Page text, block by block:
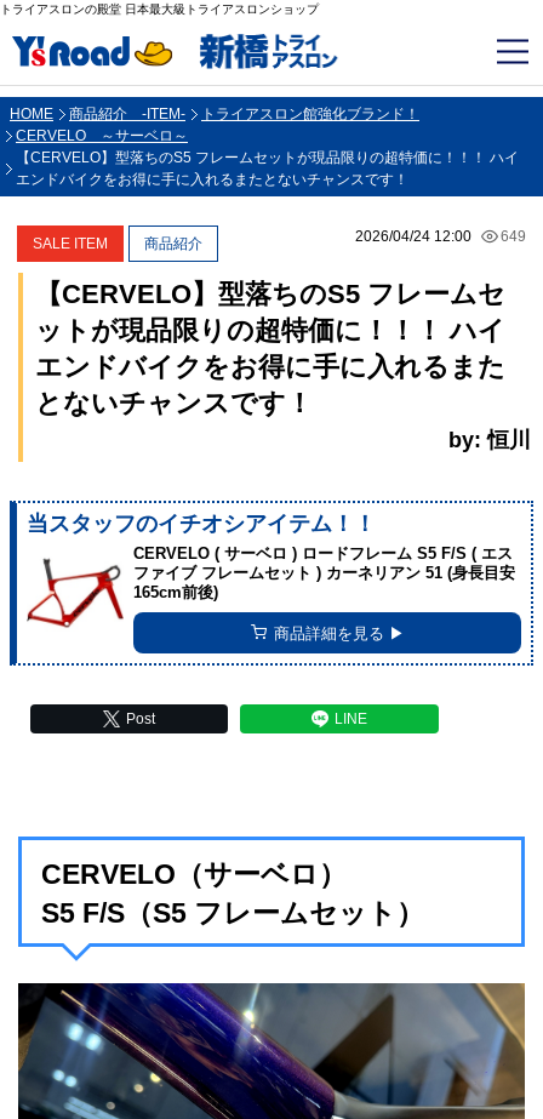
トライアスロンの殿堂 日本最大級トライアスロンショップ
HOME 商品紹介 -ITEM-
トライアスロン館強化ブランド！
CERVELO ～サーベロ～
【CERVELO】型落ちのS5 フレームセットが現品限りの超特価に！！！ ハイ
エンドバイクをお得に手に入れるまたとないチャンスです！
2026/04/24 12:00 649
SALE ITEM 商品紹介
【CERVELO】型落ちのS5 フレームセ
ットが現品限りの超特価に！！！ ハイ
エンドバイクをお得に手に入れるまた
とないチャンスです！
by: 恒川
当スタッフのイチオシアイテム！！
CERVELO ( サーベロ ) ロードフレーム S5 F/S ( エス
ファイブ フレームセット ) カーネリアン 51 (身長目安
165cm前後)
商品詳細を見る ▶︎
Post LINE
CERVELO（サーベロ）
S5 F/S（S5 フレームセット）